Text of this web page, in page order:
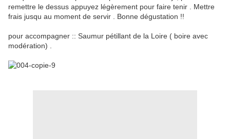
remettre le dessus appuyez légèrement pour faire tenir . Mettre
frais jusqu au moment de servir . Bonne dégustation !!
pour accompagner :: Saumur pétillant de la Loire ( boire avec
modération) .